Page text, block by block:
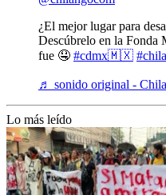
¿El mejor lugar para
Descúbrelo en la Fonda
fue 🤤 #cdmx🇲🇽
♬ sonido original -
Lo más leído